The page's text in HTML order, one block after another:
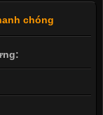
chóng